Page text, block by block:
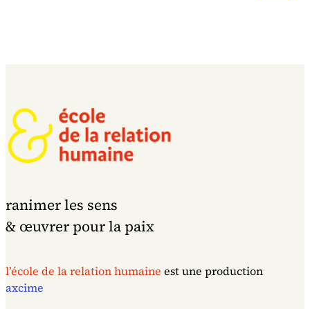
ranimer les sens
& œuvrer pour la paix
l’école de la relation humaine est une production
axcime